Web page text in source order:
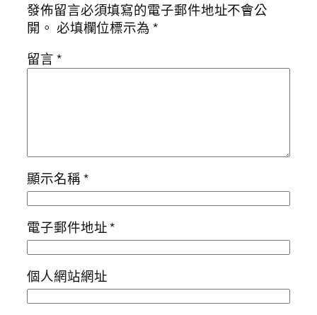
發佈留言必須填寫的電子郵件地址不會公
開。 必填欄位標示為*
留言*
顯示名稱*
電子郵件地址*
個人網站網址